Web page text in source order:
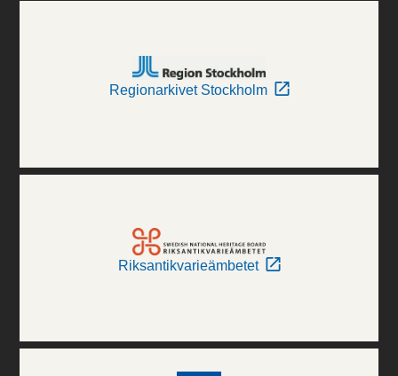
Regionarkivet Stockholm
Riksantikvarieämbetet